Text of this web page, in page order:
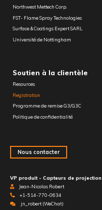
Northwest Mettech Corp.
FST- Flame Spray Technologies
Surface & Coatings Expert SARL
Université de Nottingham
Soutien à la clientèle
Resources
Registration
Programme de remise G3/G3C
Politique de confidentialité
Nous contacter
VP produit - Capteurs de projection
Jean-Nicolas Robert
+1-514-770-0634
jn_robert (WeChat)